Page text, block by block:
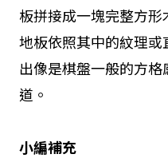
板拼接成一塊完整方
地板依照其中的紋理
出像是棋盤一般的方
道。
小編補充